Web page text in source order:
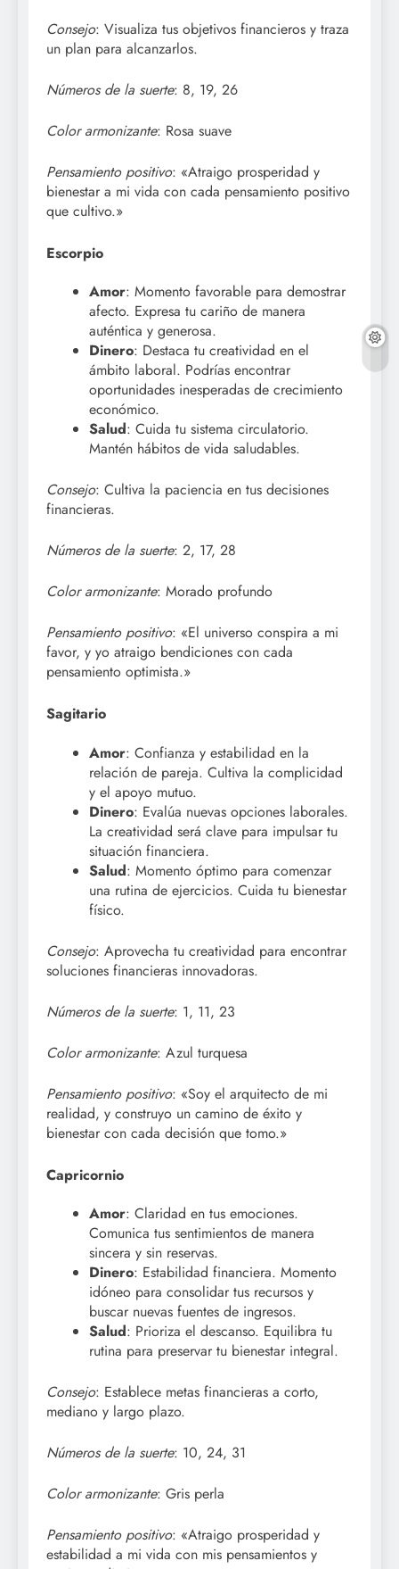
Consejo: Visualiza tus objetivos financieros y traza
un plan para alcanzarlos.
Números de la suerte: 8, 19, 26
Color armonizante: Rosa suave
Pensamiento positivo: «Atraigo prosperidad y
bienestar a mi vida con cada pensamiento positivo
que cultivo.»
Escorpio
Amor: Momento favorable para demostrar
afecto. Expresa tu cariño de manera
auténtica y generosa.
Dinero: Destaca tu creatividad en el
ámbito laboral. Podrías encontrar
oportunidades inesperadas de crecimiento
económico.
Salud: Cuida tu sistema circulatorio.
Mantén hábitos de vida saludables.
Consejo: Cultiva la paciencia en tus decisiones
financieras.
Números de la suerte: 2, 17, 28
Color armonizante: Morado profundo
Pensamiento positivo: «El universo conspira a mi
favor, y yo atraigo bendiciones con cada
pensamiento optimista.»
Sagitario
Amor: Confianza y estabilidad en la
relación de pareja. Cultiva la complicidad
y el apoyo mutuo.
Dinero: Evalúa nuevas opciones laborales.
La creatividad será clave para impulsar tu
situación financiera.
Salud: Momento óptimo para comenzar
una rutina de ejercicios. Cuida tu bienestar
físico.
Consejo: Aprovecha tu creatividad para encontrar
soluciones financieras innovadoras.
Números de la suerte: 1, 11, 23
Color armonizante: Azul turquesa
Pensamiento positivo: «Soy el arquitecto de mi
realidad, y construyo un camino de éxito y
bienestar con cada decisión que tomo.»
Capricornio
Amor: Claridad en tus emociones.
Comunica tus sentimientos de manera
sincera y sin reservas.
Dinero: Estabilidad financiera. Momento
idóneo para consolidar tus recursos y
buscar nuevas fuentes de ingresos.
Salud: Prioriza el descanso. Equilibra tu
rutina para preservar tu bienestar integral.
Consejo: Establece metas financieras a corto,
mediano y largo plazo.
Números de la suerte: 10, 24, 31
Color armonizante: Gris perla
Pensamiento positivo: «Atraigo prosperidad y
estabilidad a mi vida con mis pensamientos y